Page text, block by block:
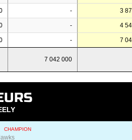
- 3
- 4
- 7
7 042 000
CHAMPION